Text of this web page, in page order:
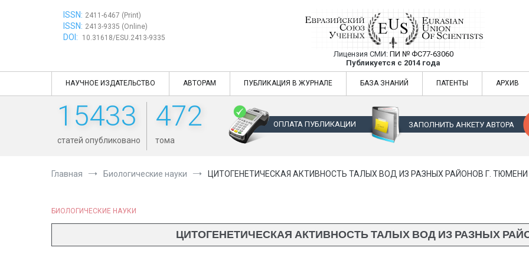
ISSN: 2411-6467 (Print)
ISSN: 2413-9335 (Online)
DOI: 10.31618/ESU.2413-9335
Евразийский Союз Ученых —
Лицензия СМИ: ПИ № ФС77-63060
Публикуется с 2014 года
Евразийский Союз Ученых — публикация научных статей в
НАУЧНОЕ ИЗДАТЕЛЬСТВО АВТОРАМ ПУБЛИКАЦИЯ В ЖУРНАЛЕ БАЗА ЗНАНИЙ ПАТЕНТЫ АРХИВ
15433
статей опубликовано
472
тома
ОПЛАТА ПУБЛИКАЦИИ ЗАПОЛНИТЬ АНКЕТУ АВТОРА
Главная Биологические науки ЦИТОГЕНЕТИЧЕСКАЯ АКТИВНОСТЬ ТАЛЫХ ВОД ИЗ РАЗНЫХ РАЙОНОВ Г. ТЮМЕНИ
БИОЛОГИЧЕСКИЕ НАУКИ
ЦИТОГЕНЕТИЧЕСКАЯ АКТИВНОСТЬ ТАЛЫХ ВОД ИЗ РАЗНЫХ